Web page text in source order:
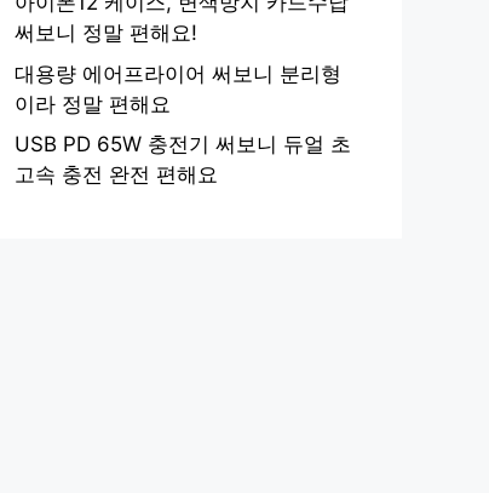
써보니 정말 편해요!
대용량 에어프라이어 써보니 분리형
이라 정말 편해요
USB PD 65W 충전기 써보니 듀얼 초
고속 충전 완전 편해요